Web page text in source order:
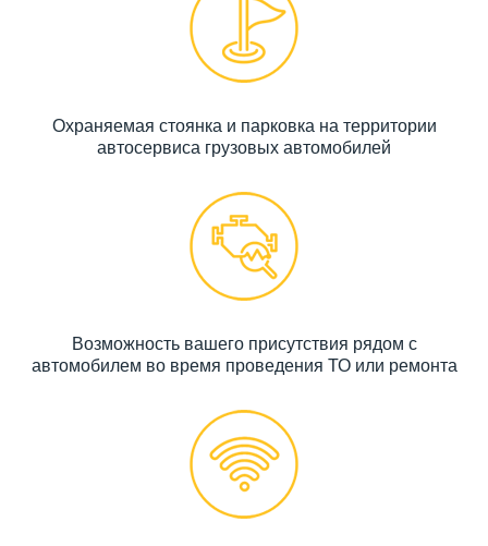
Охраняемая стоянка и парковка на территории
автосервиса грузовых автомобилей
Возможность вашего присутствия рядом с
автомобилем во время проведения ТО или ремонта